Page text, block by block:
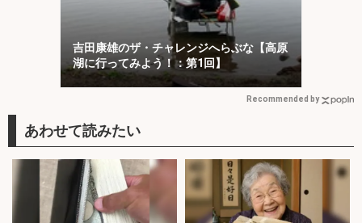
吉田康雄のザ・チャレンジへらぶな【高原
湖に行ってみよう！：第1回】
Recommended by